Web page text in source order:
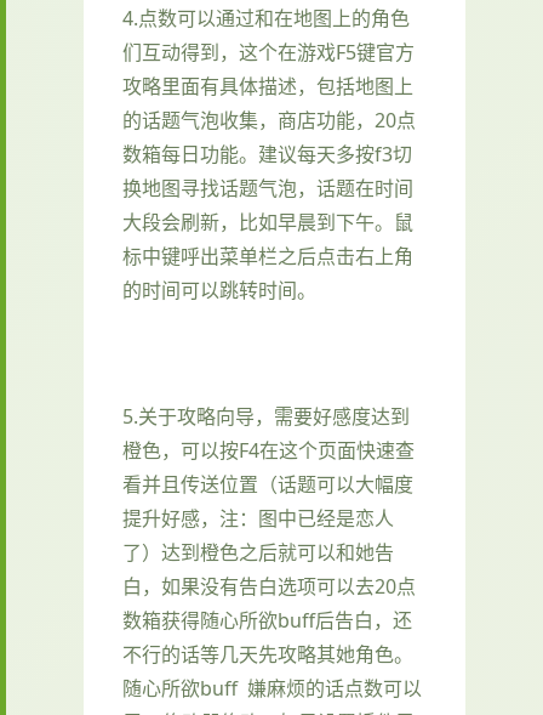
4.点数可以通过和在地图上的角色
们互动得到，这个在游戏F5键官方
攻略里面有具体描述，包括地图上
的话题气泡收集，商店功能，20点
数箱每日功能。建议每天多按f3切
换地图寻找话题气泡，话题在时间
大段会刷新，比如早晨到下午。鼠
标中键呼出菜单栏之后点击右上角
的时间可以跳转时间。
5.关于攻略向导，需要好感度达到
橙色，可以按F4在这个页面快速查
看并且传送位置（话题可以大幅度
提升好感，注：图中已经是恋人
了）达到橙色之后就可以和她告
白，如果没有告白选项可以去20点
数箱获得随心所欲buff后告白，还
不行的话等几天先攻略其她角色。
随心所欲buff 嫌麻烦的话点数可以